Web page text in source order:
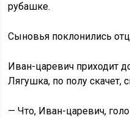
рубашке.
Сыновья поклонились
Иван-царевич приходит
Лягушка, по полу скачет,
— Что, Иван-царевич,